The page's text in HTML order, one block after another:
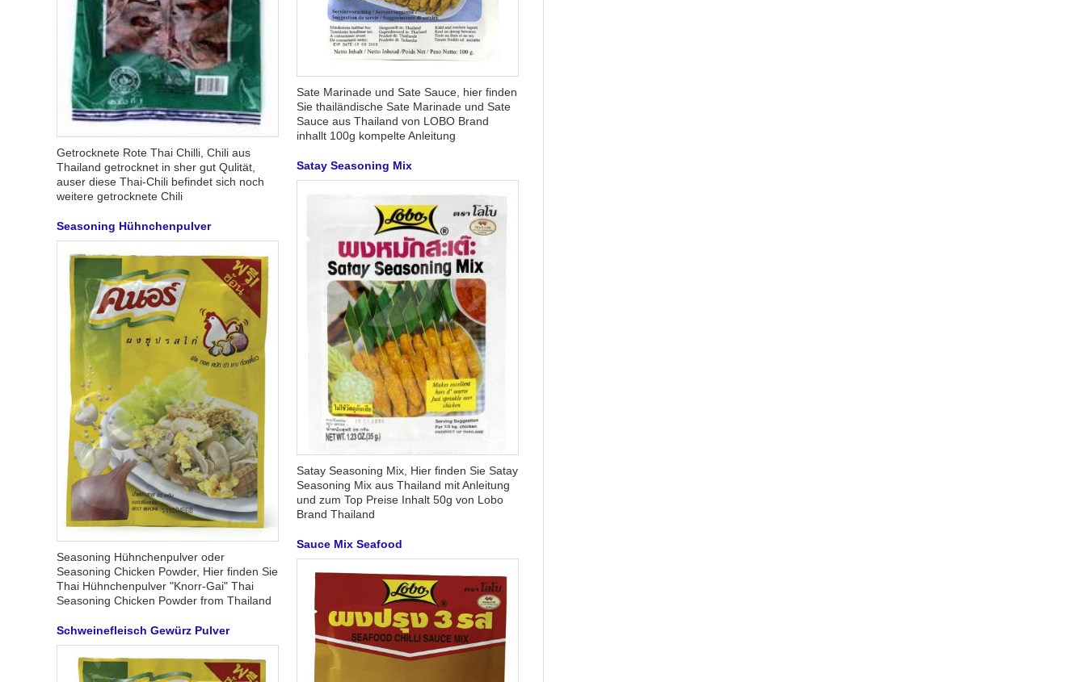
Getrocknete Rote Thai Chilli, Chili aus
Thailand getrocknet in sher gut Qulität,
auser diese Thai-Chili befindet sich noch
weitere getrocknete Chili
Seasoning Hühnchenpulver
Seasoning Hühnchenpulver oder
Seasoning Chicken Powder, Hier finden Sie
Thai Hühnchenpulver "Knorr-Gai" Thai
Seasoning Chicken Powder from Thailand
Schweinefleisch Gewürz Pulver
Sate Marinade und Sate Sauce, hier finden
Sie thailändische Sate Marinade und Sate
Sauce aus Thailand von LOBO Brand
inhallt 100g kompelte Anleitung
Satay Seasoning Mix
Satay Seasoning Mix, Hier finden Sie Satay
Seasoning Mix aus Thailand mit Anleitung
und zum Top Preise Inhalt 50g von Lobo
Brand Thailand
Sauce Mix Seafood